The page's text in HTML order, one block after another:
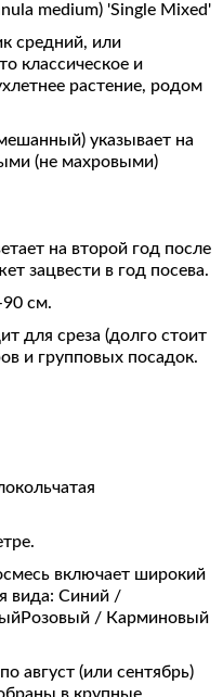
medium) 'Single Mixed'
средний, или
классическое и
растение, родом
указывает на
(не махровыми)
на второй год после
зацвести в год посева.
см.
для среза (долго стоит
и групповых посадок.
включает широкий
вида: Синий /
/ Карминовый
август (или сентябрь)